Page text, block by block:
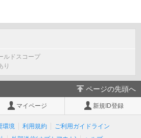
ルドスコープ
り
ページの先頭へ
マイページ 新規ID登録
環境 利用規約
ご利用ガイドライン